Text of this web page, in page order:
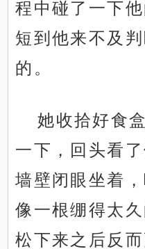
程中碰了一下
短到他来不及
的。
她收拾好食
一下，回头看
墙壁闭眼坐着
像一根绷得太
松下来之后反